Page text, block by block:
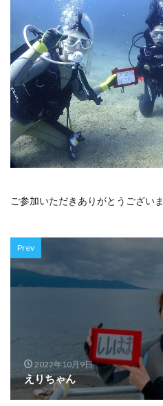
ご参加いただきありがとうござい
Prev
2022年10月9日
えりちゃん